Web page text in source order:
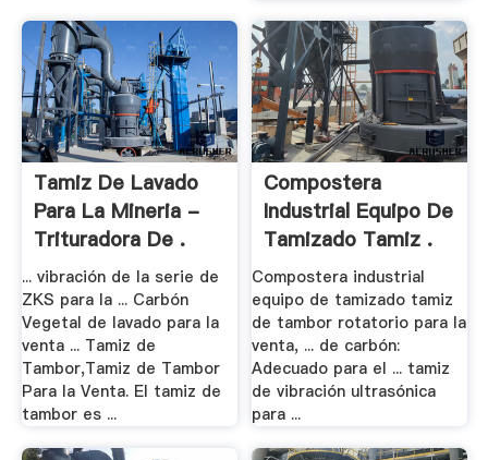
Tamiz De Lavado
Para La Mineria -
Trituradora De .
... vibración de la serie de
ZKS para la ... Carbón
Vegetal de lavado para la
venta ... Tamiz de
Tambor,Tamiz de Tambor
Para la Venta. El tamiz de
tambor es ...
Compostera
Industrial Equipo De
Tamizado Tamiz .
Compostera industrial
equipo de tamizado tamiz
de tambor rotatorio para la
venta, ... de carbón:
Adecuado para el ... tamiz
de vibración ultrasónica
para ...